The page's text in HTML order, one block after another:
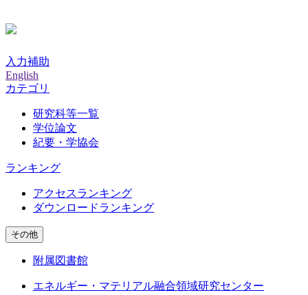
入力補助
English
カテゴリ
研究科等一覧
学位論文
紀要・学協会
ランキング
アクセスランキング
ダウンロードランキング
その他
附属図書館
エネルギー・マテリアル融合領域研究センター